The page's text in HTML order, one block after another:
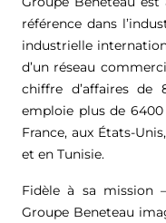
référence dans
industrielle
d’un réseau
chiffre d’affaires de
emploie plus de
France, aux États-
et en Tunisie.
Fidèle à sa mission
Groupe Beneteau